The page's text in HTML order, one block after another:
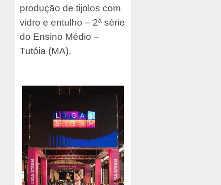
produção de tijolos com
vidro e entulho – 2ª série
do Ensino Médio –
Tutóia (MA).